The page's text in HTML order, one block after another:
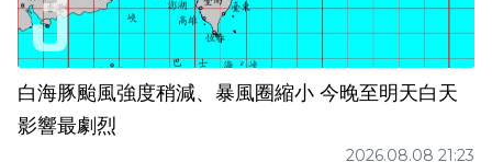
白海豚颱風強度稍減、暴風圈縮小 今晚至明天白天
影響最劇烈
2026.08.08 21:23